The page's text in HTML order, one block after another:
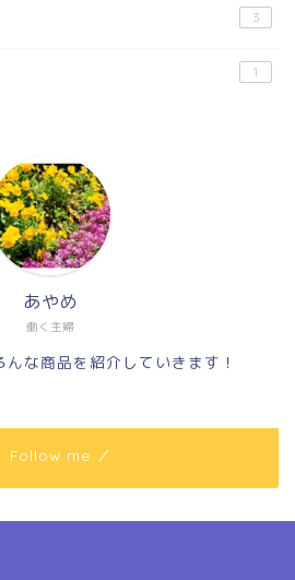
3
1
働く主婦
あやめ
な商品を紹介していきます！
Follow me ／